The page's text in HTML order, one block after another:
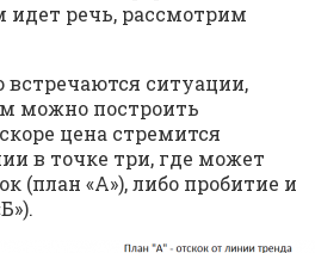
идет речь, рассмотрим
встречаются ситуации,
можно построить
цена стремится
в точке три, где может
(план «А»), либо пробитие и